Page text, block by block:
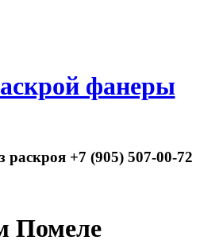
фанеры
раскроя +7 (905) 507-00-72
Помеле